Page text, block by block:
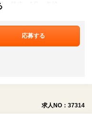
徒歩 1分 各線...
万円～ ※固...
応募する
求人NO：37314